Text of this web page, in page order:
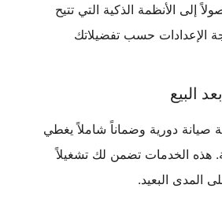
إلى الأنظمة الذكية التي تتيح
الإعدادات حسب تفضيلاتك
البيع
صيانة دورية وضماناً شاملاً يغطي
هذه الخدمات تضمن لك تشغيلاً
المدى البعيد.